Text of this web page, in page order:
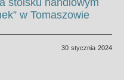
w Tomaszowie
30 stycznia 2024